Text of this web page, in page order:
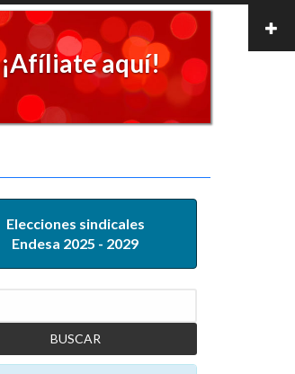
¡Afíliate aquí!
Elecciones sindicales
Endesa 2025 - 2029